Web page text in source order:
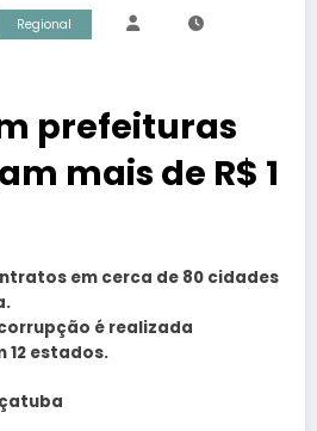
Regional
prefeituras
mais de R$ 1
em cerca de 80 cidades
é realizada
12 estados.